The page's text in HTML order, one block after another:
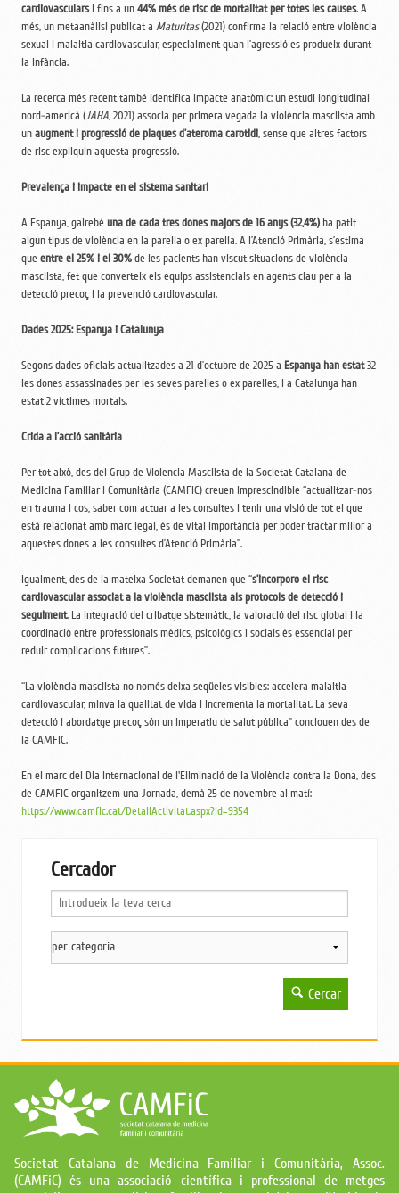
cardiovascularsi fins a un44% més de risc de mortalitat per totes les causes. A
més, un metaanàlisi publicat a Maturitas(2021) confirma la relació entre violència
sexual i malaltia cardiovascular, especialment quan l’agressió es produeix durant
la infància.
La recerca més recent també identifica impacte anatòmic: un estudi longitudinal
nord-americà (JAHA, 2021) associa per primera vegada la violència masclista amb
unaugment i progressió de plaques d’ateroma carotidi, sense que altres factors
de risc expliquin aquesta progressió.
Prevalença i impacte en el sistema sanitari
A Espanya, gairebéuna de cada tres dones majors de 16 anys (32,4%) ha patit
algun tipus de violència en la parella o ex parella. A l’Atenció Primària, s’estima
queentre el 25% i el 30%de les pacients han viscut situacions de violència
masclista, fet que converteix els equips assistencials en agents clau per a la
detecció precoç i la prevenció cardiovascular.
Dades 2025: Espanya i Catalunya
Segons dades oficials actualitzades a 21 d’octubre de 2025 a Espanya han estat32
les dones assassinades per les seves parelles o ex parelles, i a Catalunya han
estat 2 víctimes mortals.
Crida a l’acció sanitària
Per tot això, des del Grup de Violencia Masclista de la Societat Catalana de
Medicina Familiar i Comunitària (CAMFiC) creuen imprescindible “actualitzar-nos
en trauma i cos, saber com actuar a les consultes i tenir una visió de tot el que
està relacionat amb marc legal, és de vital importància per poder tractar millor a
aquestes dones a les consultes d’Atenció Primària”.
Igualment, des de la mateixa Societat demanen que “s’incorporo el risc
cardiovascular associat a la violència masclista als protocols de detecció i
seguiment. La integració del cribatge sistemàtic, la valoració del risc global i la
coordinació entre professionals mèdics, psicològics i socials és essencial per
reduir complicacions futures”.
“La violència masclista no només deixa seqüeles visibles: accelera malaltia
cardiovascular, minva la qualitat de vida i incrementa la mortalitat. La seva
detecció i abordatge precoç són un imperatiu de salut pública” conclouen des de
la CAMFiC.
En el marc del Dia Internacional de l'Eliminació de la Violència contra la Dona, des
de CAMFiC organitzem una Jornada, demà 25 de novembre al matí:
https://www.camfic.cat/DetallActivitat.aspx?id=9354
Cercador
Cercar
Societat Catalana de Medicina Familiar i Comunitària, Assoc.
(CAMFiC) és una associació científica i professional de metges